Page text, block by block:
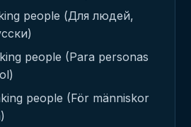
people (Для людей,
people (Para personas
people (För människor